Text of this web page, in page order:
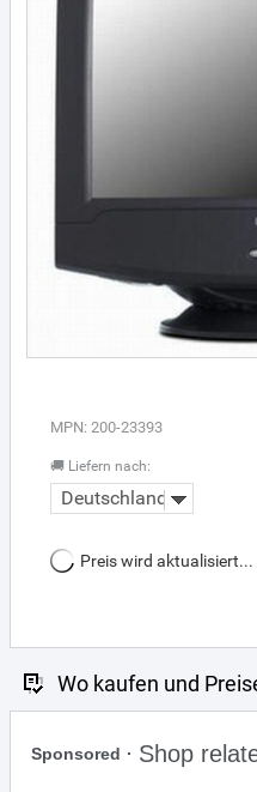
MPN: 200-23393
🚚 Liefern nach:
Deutschland
Preis wird aktualisiert...
Wo kaufen und